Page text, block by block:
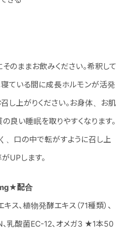
のままお飲みください。希釈して
寝ている間に成長ホルモンが活発
し上がりください。お身体、お肌
良い睡眠を取りやすくなります。
、口の中で転がすように召し上
UPします。
配合
ス、植物発酵エキス（71種類）、
、乳酸菌EC-12、オメガ3 ★1本50